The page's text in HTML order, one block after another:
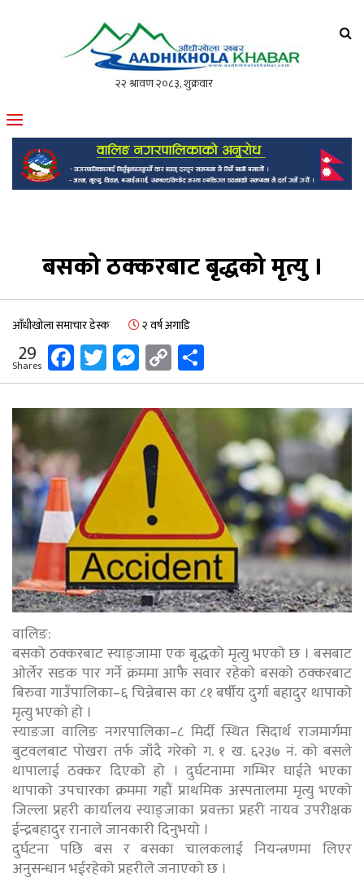
मोफसलकै लोकप्रिय अनलाइन पत्रिका
बसको ठक्करबाट बृद्धको मृत्यु ।
आँधीखोला समाचार डेस्क २ वर्ष अगाडि
29
Shares Facebook
Twitter
Messenger
Copy
Link
वालिङ:
बसको ठक्करबाट स्याङ्जामा एक बृद्धको मृत्यु भएको छ । बसबाट
ओर्लेर सडक पार गर्ने क्रममा आफै सवार रहेको बसको ठक्करबाट
बिरुवा गाउँपालिका–६ चिन्नेबास का ८१ बर्षीय दुर्गा बहादुर थापाको
मृत्यु भएको हो ।
स्याङजा वालिङ नगरपालिका–८ मिर्दी स्थित सिदार्थ राजमार्गमा
बुटवलबाट पोखरा तर्फ जाँदै गरेको ग. १ ख. ६२३७ नं. को बसले
थापालाई ठक्कर दिएको हो । दुर्घटनामा गम्भिर घाईते भएका
थापाको उपचारका क्रममा गह्रौं प्राथमिक अस्पतालमा मृत्यु भएको
जिल्ला प्रहरी कार्यालय स्याङ्जाका प्रवक्ता प्रहरी नायव उपरीक्षक
ईन्द्रबहादुर रानाले जानकारी दिनुभयो ।
दुर्घटना पछि बस र बसका चालकलाई नियन्त्रणमा लिएर
अनुसन्धान भईरहेको प्रहरीले जनाएको छ ।